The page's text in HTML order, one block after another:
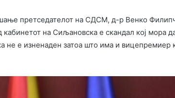
претседателот на СДСМ, д-р Венко
на Сиљановска е скандал кој мора
не е изненаден затоа што има и вицепремиер